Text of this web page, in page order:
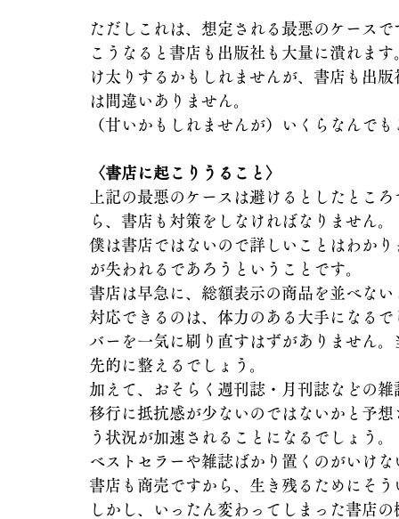
ただしこれは、想定される最悪のケースで
こうなると書店も出版社も大量に潰れま
け太りするかもしれませんが、書店も出
は間違いありません。
（甘いかもしれませんが）いくらなんで
〈書店に起こりうること〉
上記の最悪のケースは避けるとしたとこ
ら、書店も対策をしなければなりません。
僕は書店ではないので詳しいことはわか
が失われるであろうということです。
書店は早急に、総額表示の商品を並べな
対応できるのは、体力のある大手になる
バーを一気に刷り直すはずがありません
先的に整えるでしょう。
加えて、おそらく週刊誌・月刊誌などの
移行に抵抗感が少ないのではないかと予
う状況が加速されることになるでしょう。
ベストセラーや雑誌ばかり置くのがいけ
書店も商売ですから、生き残るためにそ
しかし、いったん変わってしまった書店